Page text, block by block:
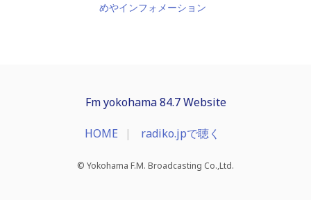
めやインフォメーション
Fm yokohama 84.7 Website
HOME radiko.jpで聴く
© Yokohama F.M. Broadcasting Co.,Ltd.